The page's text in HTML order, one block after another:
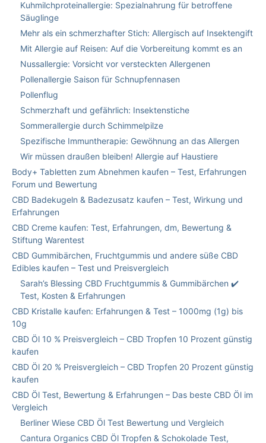
Kuhmilchproteinallergie: Spezialnahrung für betroffene
Säuglinge
Mehr als ein schmerzhafter Stich: Allergisch auf Insektengift
Mit Allergie auf Reisen: Auf die Vorbereitung kommt es an
Nussallergie: Vorsicht vor versteckten Allergenen
Pollenallergie Saison für Schnupfennasen
Pollenflug
Schmerzhaft und gefährlich: Insektenstiche
Sommerallergie durch Schimmelpilze
Spezifische Immuntherapie: Gewöhnung an das Allergen
Wir müssen draußen bleiben! Allergie auf Haustiere
Body+ Tabletten zum Abnehmen kaufen – Test, Erfahrungen
Forum und Bewertung
CBD Badekugeln & Badezusatz kaufen – Test, Wirkung und
Erfahrungen
CBD Creme kaufen: Test, Erfahrungen, dm, Bewertung &
Stiftung Warentest
CBD Gummibärchen, Fruchtgummis und andere süße CBD
Edibles kaufen – Test und Preisvergleich
Sarah’s Blessing CBD Fruchtgummis & Gummibärchen ✔️
Test, Kosten & Erfahrungen
CBD Kristalle kaufen: Erfahrungen & Test – 1000mg (1g) bis
10g
CBD Öl 10 % Preisvergleich – CBD Tropfen 10 Prozent günstig
kaufen
CBD Öl 20 % Preisvergleich – CBD Tropfen 20 Prozent günstig
kaufen
CBD Öl Test, Bewertung & Erfahrungen – Das beste CBD Öl im
Vergleich
Berliner Wiese CBD Öl Test Bewertung und Vergleich
Cantura Organics CBD Öl Tropfen & Schokolade Test,